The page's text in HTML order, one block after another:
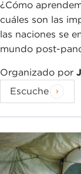
¿Cómo
cuáles son las
las naciones se
mundo post-
Organizado por
Escuche